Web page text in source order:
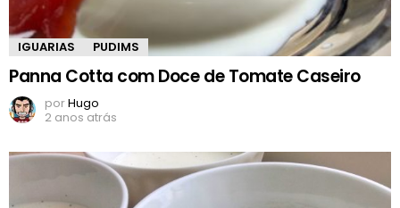
IGUARIAS PUDIMS
Panna Cotta com Doce de Tomate Caseiro
porHugo
2 anos atrás